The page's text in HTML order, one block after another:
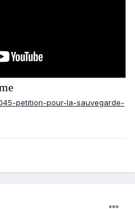
petition-pour-la-sauvegarde-